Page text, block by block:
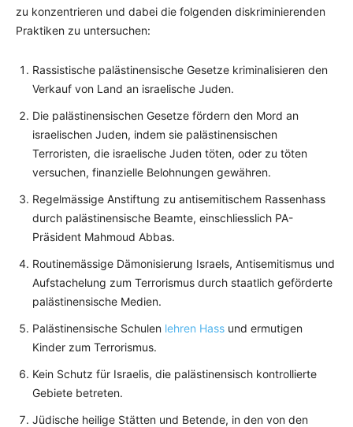
zu konzentrieren und dabei die folgenden diskriminierenden
Praktiken zu untersuchen:
Rassistische palästinensische Gesetze kriminalisieren den
Verkauf von Land an israelische Juden.
Die palästinensischen Gesetze fördern den Mord an
israelischen Juden, indem sie palästinensischen
Terroristen, die israelische Juden töten, oder zu töten
versuchen, finanzielle Belohnungen gewähren.
Regelmässige Anstiftung zu antisemitischem Rassenhass
durch palästinensische Beamte, einschliesslich PA-
Präsident Mahmoud Abbas.
Routinemässige Dämonisierung Israels, Antisemitismus und
Aufstachelung zum Terrorismus durch staatlich geförderte
palästinensische Medien.
Palästinensische Schulen lehren Hass und ermutigen
Kinder zum Terrorismus.
Kein Schutz für Israelis, die palästinensisch kontrollierte
Gebiete betreten.
Jüdische heilige Stätten und Betende, in den von den